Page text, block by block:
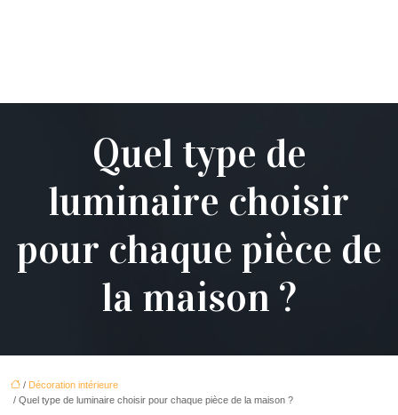
Quel type de
luminaire choisir
pour chaque pièce de
la maison ?
/ Décoration intérieure
/ Quel type de luminaire choisir pour chaque pièce de la maison ?